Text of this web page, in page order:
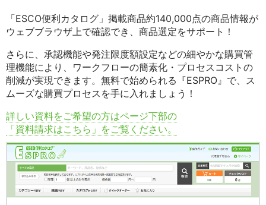
「ESCO便利カタログ」掲載商品約140,000点の商品情報が
ウェブブラウザ上で確認でき、商品選定をサポート！
さらに、承認機能や発注限度額設定などの細やかな購買管
理機能により、ワークフローの簡素化・プロセスコストの
削減が実現できます。無料で始められる『ESPRO』で、ス
ムーズな購買プロセスを手に入れましょう！
詳しい資料をご希望の方はページ下部の
「資料請求はこちら」をご覧ください。